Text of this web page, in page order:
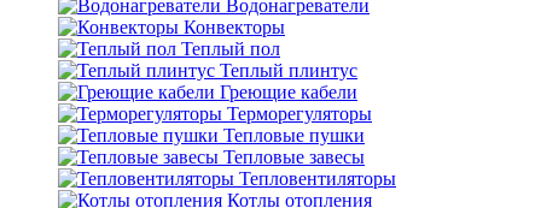
Водонагреватели
Конвекторы
Теплый пол
Теплый плинтус
Греющие кабели
Терморегуляторы
Тепловые пушки
Тепловые завесы
Тепловентиляторы
Котлы отопления